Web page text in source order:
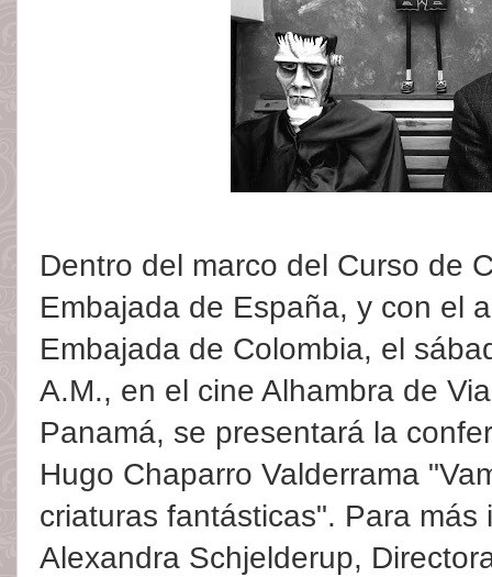
Dentro del marco del Curso de
Embajada de España, y con el
Embajada de Colombia, el
A.M., en el cine Alhambra de
Panamá, se presentará la
Hugo Chaparro Valderrama
criaturas fantásticas". Para
Alexandra Schjelderup,